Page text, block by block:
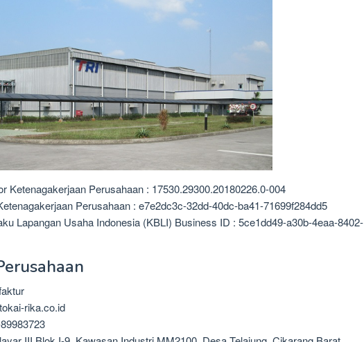
Ketenagakerjaan Perusahaan : 17530.29300.20180226.0-004
Perusahaan : e7e2dc3c-32dd-40dc-ba41-71699f284dd5
Lapangan Usaha Indonesia (KBLI) Business ID : 5ce1dd49-a30b-4eaa-8402-
rika.co.id